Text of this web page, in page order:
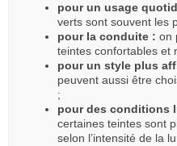
pour un usage
verts sont souvent les
pour la conduite : on
teintes confortables et
pour un style plus
peuvent aussi être
;
pour des conditions
certaines teintes sont
selon l’intensité de la